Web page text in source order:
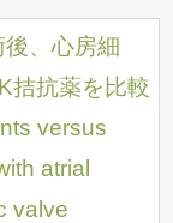
、心房細
拮抗薬を比較
versus
atrial
valve